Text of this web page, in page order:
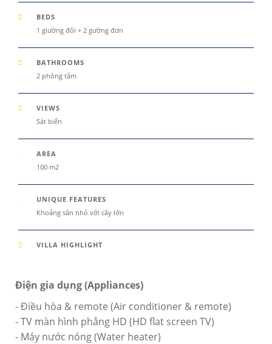
BEDS
1 giường đôi + 2 gường đơn
BATHROOMS
2 phòng tắm
VIEWS
Sát biển
AREA
100 m2
UNIQUE FEATURES
Khoảng sân nhỏ với cây lớn
VILLA HIGHLIGHT
Điện gia dụng (Appliances)
- Điều hòa & remote (Air conditioner & remote)
- TV màn hình phẳng HD (HD flat screen TV)
- Máy nước nóng (Water heater)